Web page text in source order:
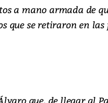
a mano armada de
que se retiraron en las
que, de llegar al